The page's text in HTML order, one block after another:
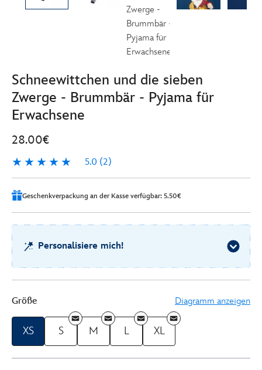
Schneewittchen und die sieben
Zwerge - Brummbär - Pyjama für
Erwachsene
28.00€
5.0 (2)
5.0
2
Geschenkverpackung an der Kasse verfügbar: 5.50€
Größe Diagramm anzeigen
XS S M L XL
Personalisiere mich!